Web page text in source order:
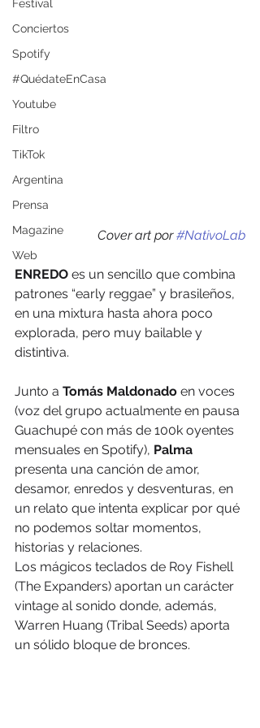
Festival
Conciertos
Spotify
#QuédateEnCasa
Youtube
Filtro
TikTok
Argentina
Prensa
Magazine
Web
Cover art por #NativoLab
ENREDO es un sencillo que combina
patrones “early reggae” y brasileños,
en una mixtura hasta ahora poco
explorada, pero muy bailable y
distintiva.
Junto a Tomás Maldonado en voces
(voz del grupo actualmente en pausa
Guachupé con más de 100k oyentes
mensuales en Spotify), Palma
presenta una canción de amor,
desamor, enredos y desventuras, en
un relato que intenta explicar por qué
no podemos soltar momentos,
historias y relaciones.
Los mágicos teclados de Roy Fishell
(The Expanders) aportan un carácter
vintage al sonido donde, además,
Warren Huang (Tribal Seeds) aporta
un sólido bloque de bronces.